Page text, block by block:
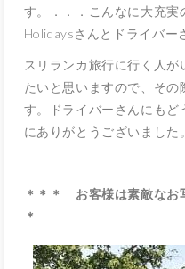
す。．．．こんなに大充実
Holidaysさんとドライバー
スリランカ旅行に行く人
たいと思いますので、その
す。ドライバーさんにもど
にありがとうございました。
＊＊＊ お客様は素敵なお
＊